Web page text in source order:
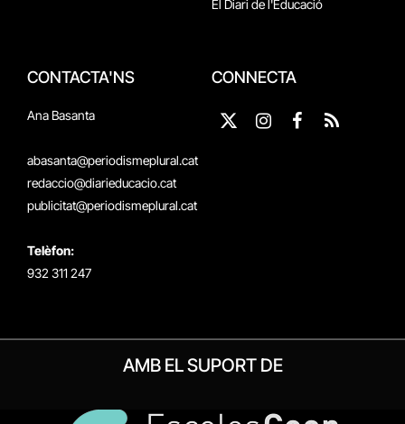
El Diari de l'Educació
CONTACTA'NS
Ana Basanta
abasanta@periodismeplural.cat
redaccio@diarieducacio.cat
publicitat@periodismeplural.cat
Telèfon:
932 311 247
CONNECTA
X
Instagram
Facebook
RSS
AMB EL SUPORT DE